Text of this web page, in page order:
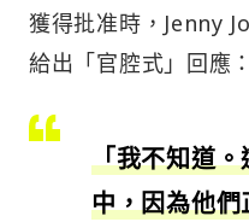
獲得批准時，Jenny
給出「官腔式」回應：
「我不知道
中，因為他